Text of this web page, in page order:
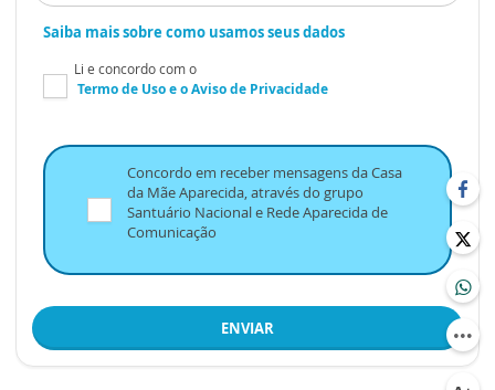
Saiba mais sobre como usamos seus dados
Li e concordo com o
Termo de Usoe oAviso de Privacidade
Concordo em receber mensagens da Casa
da Mãe Aparecida, através do grupo
Santuário Nacional e Rede Aparecida de
Comunicação
ENVIAR